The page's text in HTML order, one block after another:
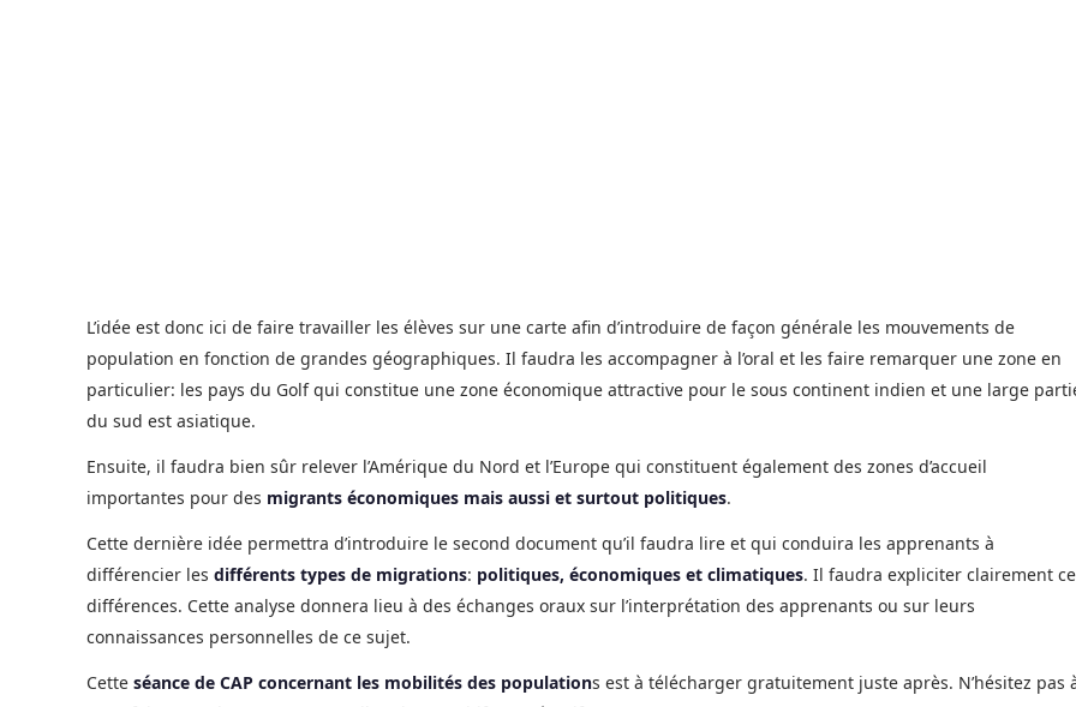
L’idée est donc ici de faire travailler les élèves sur une carte afin d’introduire de façon générale les mouvements de
population en fonction de grandes géographiques. Il faudra les accompagner à l’oral et les faire remarquer une zone en
particulier: les pays du Golf qui constitue une zone économique attractive pour le sous continent indien et une large
du sud est asiatique.
Ensuite, il faudra bien sûr relever l’Amérique du Nord et l’Europe qui constituent également des zones d’accueil
importantes pour des migrants économiques mais aussi et surtout politiques.
Cette dernière idée permettra d’introduire le second document qu’il faudra lire et qui conduira les apprenants à
différencier les différents types de migrations: politiques, économiques et climatiques. Il faudra expliciter clairement
différences. Cette analyse donnera lieu à des échanges oraux sur l’interprétation des apprenants ou sur leurs
connaissances personnelles de ce sujet.
Cette séance de CAP concernant les mobilités des populations est à télécharger gratuitement juste après. N’hésitez pas